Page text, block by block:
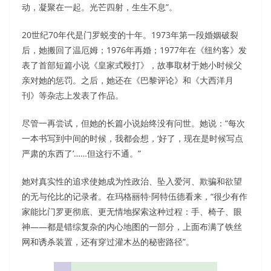
动，凝聚在一起。光芒四射，生生不息”。
20世纪70年代是门罗蜕变的十年。1973年第一段婚姻破裂
后，她搬回了温厄姆；1976年再婚；1977年在《纽约客》发
表了首部短篇小说《皇家式殴打》，故事取材于她小时候父
亲对她的惩罚。之后，她还在《巴黎评论》和《大西洋月
刊》等杂志上发表了作品。
尽管一再尝试，但她的长篇小说始终没有问世。她说：“每次
一本书写到中间的时候，我都会想，‘好了，现在是时候写点
严肃的东西了’……但这行不通。”
她对真实性的追求使她成为性政治、坠入爱河、欺骗和欲望
的无与伦比的记录者。在玛格丽特·阿特伍德看来，“很少有作
家能比门罗更彻底、更无情地探索这种过程：手、椅子、眼
神——都是错综复杂的内心地图的一部分，上面布满了铁丝
网和诱杀装置，还有穿过灌木丛的秘密路径”。